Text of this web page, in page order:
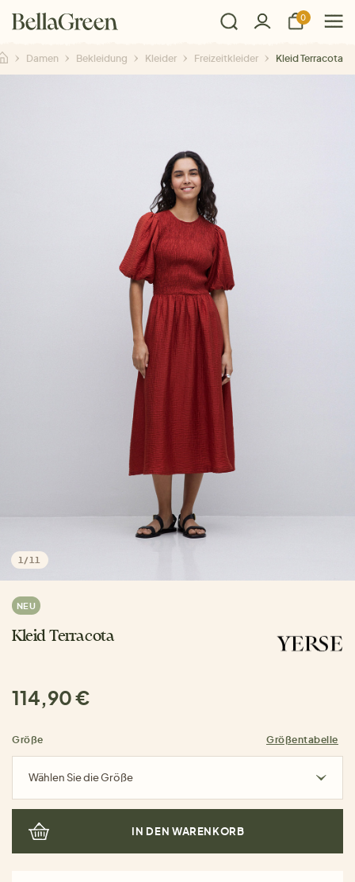
0
Damen Bekleidung Kleider Freizeitkleider Kleid Terracota
1 / 11
NEU
Kleid Terracota
114,90 €
Größe Größentabelle
Wählen Sie die Größe
IN DEN WARENKORB